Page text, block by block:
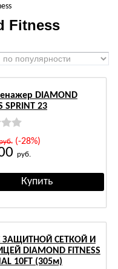
Fitness
DIAMOND
SPRINT 23
(-28%)
руб.
ЗАЩИТНОЙ СЕТКОЙ И
DIAMOND FITNESS
10FT (305м)